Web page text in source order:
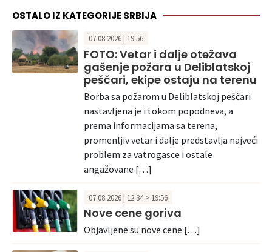
OSTALO IZ KATEGORIJE SRBIJA
07.08.2026 | 19:56
FOTO: Vetar i dalje otežava
gašenje požara u Deliblatskoj
peščari, ekipe ostaju na terenu
Borba sa požarom u Deliblatskoj peščari
nastavljena je i tokom popodneva, a
prema informacijama sa terena,
promenljiv vetar i dalje predstavlja najveći
problem za vatrogasce i ostale
angažovane […]
07.08.2026 | 12:34 > 19:56
Nove cene goriva
Objavljene su nove cene […]